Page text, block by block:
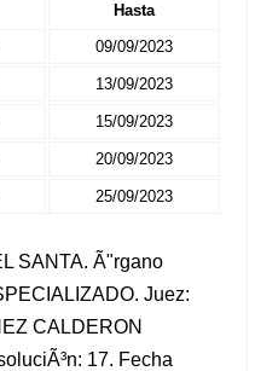
Hasta
09/09/2023
13/09/2023
15/09/2023
20/09/2023
25/09/2023
SANTA. Ã"rgano
Juez:
CALDERON
17. Fecha